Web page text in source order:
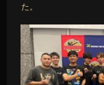
た。